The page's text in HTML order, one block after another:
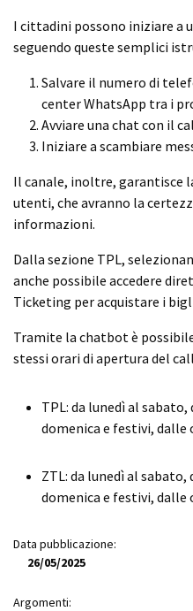
I cittadini possono iniziare a
seguendo queste semplici
Salvare il numero di
center WhatsApp tra i
Avviare una chat con il
Iniziare a scambiare
Il canale, inoltre, garantisce
utenti, che avranno la
informazioni.
Dalla sezione TPL,
anche possibile accedere
Ticketing per acquistare i
Tramite la chatbot è
stessi orari di apertura del
TPL: da lunedì al sabato,
domenica e festivi, dalle
ZTL: da lunedì al sabato,
domenica e festivi, dalle
Data pubblicazione:
26/05/2025
Argomenti: